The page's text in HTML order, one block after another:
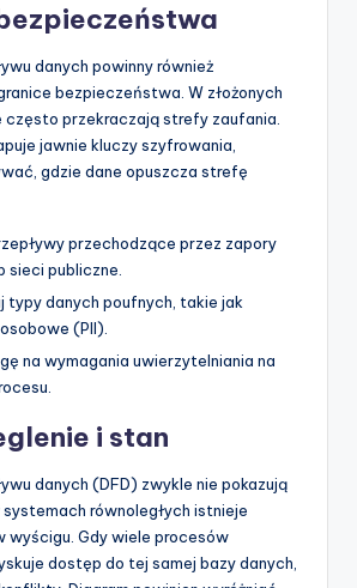
danych powinny również
bezpieczeństwa. W złożonych
często przekraczają strefy zaufania.
jawnie kluczy szyfrowania,
gdzie dane opuszcza strefę
przechodzące przez zapory
sieci publiczne.
typy danych poufnych, takie jak
(PII).
na wymagania uwierzytelniania na
i stan
danych (DFD) zwykle nie pokazują
równoległych istnieje
wyścigu. Gdy wiele procesów
dostęp do tej samej bazy danych,